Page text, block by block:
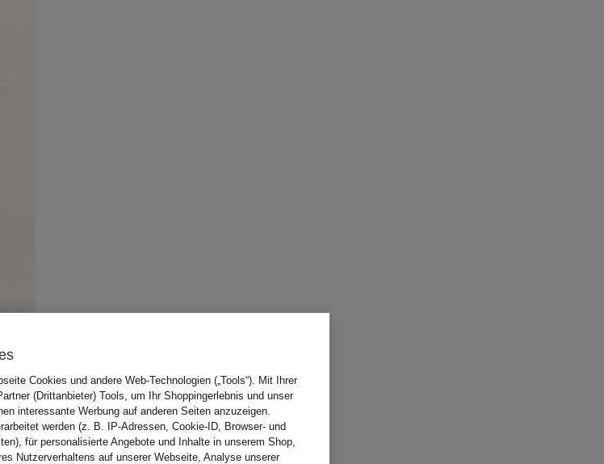
Cookies und andere Web-Technologien („Tools“). Mit Ihrer
(Drittanbieter) Tools, um Ihr Shoppingerlebnis und unser
interessante Werbung auf anderen Seiten anzuzeigen.
werden (z. B. IP-Adressen, Cookie-ID, Browser- und
für personalisierte Angebote und Inhalte in unserem Shop,
Nutzerverhaltens auf unserer Webseite, Analyse unserer